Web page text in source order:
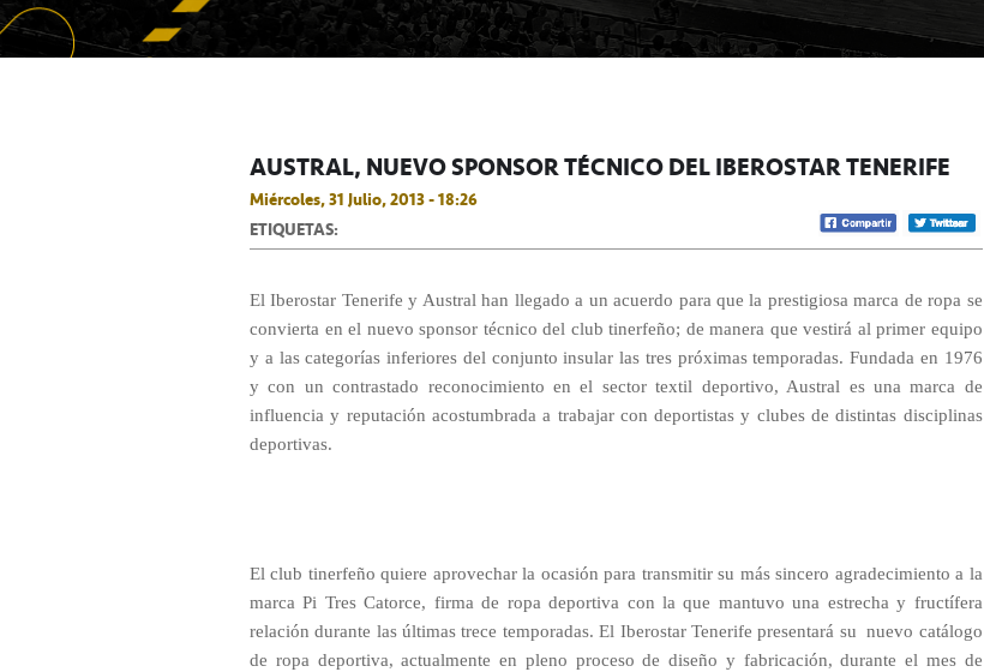
AUSTRAL, NUEVO SPONSOR TÉCNICO DEL IBEROSTAR TENERIFE
Miércoles, 31 Julio, 2013 - 18:26
ETIQUETAS:
El Iberostar Tenerife y Austral han llegado a un acuerdo para que la prestigiosa marca de ropa se
convierta en el nuevo sponsor técnico del club tinerfeño; de manera que vestirá al primer equipo
y a las categorías inferiores del conjunto insular las tres próximas temporadas. Fundada en 1976
y con un contrastado reconocimiento en el sector textil deportivo, Austral es una marca de
influencia y reputación acostumbrada a trabajar con deportistas y clubes de distintas disciplinas
deportivas.
El club tinerfeño quiere aprovechar la ocasión para transmitir su más sincero agradecimiento a la
marca Pi Tres Catorce, firma de ropa deportiva con la que mantuvo una estrecha y fructífera
relación durante las últimas trece temporadas. El Iberostar Tenerife presentará su nuevo catálogo
de ropa deportiva, actualmente en pleno proceso de diseño y fabricación, durante el mes de